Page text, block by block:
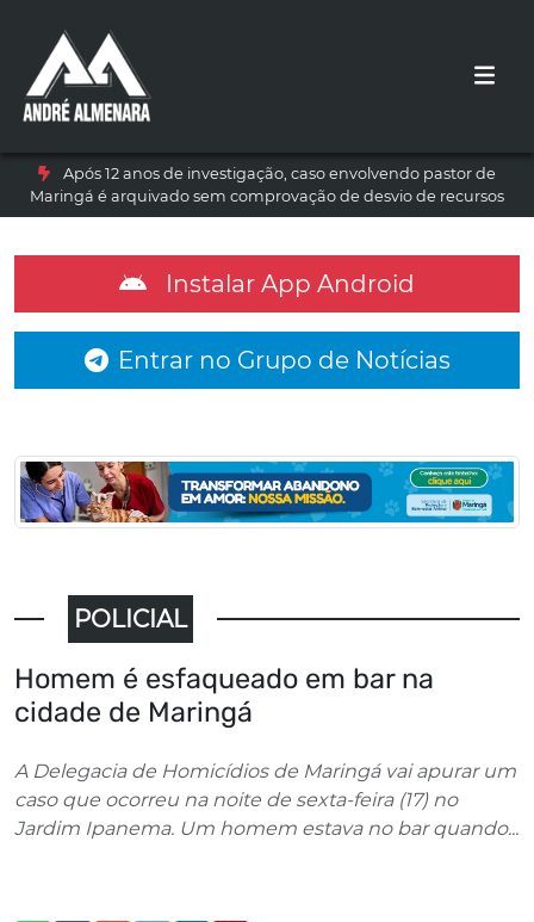
Após 12 anos de investigação, caso envolvendo pastor de
Maringá é arquivado sem comprovação de desvio de recursos
Instalar App Android
Entrar no Grupo de Notícias
POLICIAL
Homem é esfaqueado em bar na
cidade de Maringá
A Delegacia de Homicídios de Maringá vai apurar um
caso que ocorreu na noite de sexta-feira (17) no
Jardim Ipanema. Um homem estava no bar quando...